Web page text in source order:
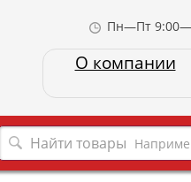
Пн—Пт
О компании